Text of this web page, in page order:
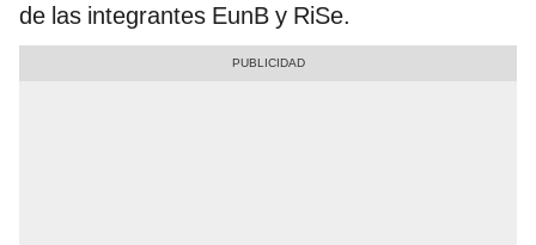
de las integrantes EunB y RiSe.